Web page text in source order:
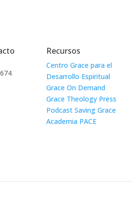
Recursos
Centro Grace para el
Desarrollo Espiritual
Grace On Demand
Grace Theology Press
Podcast Saving Grace
Academia PACE